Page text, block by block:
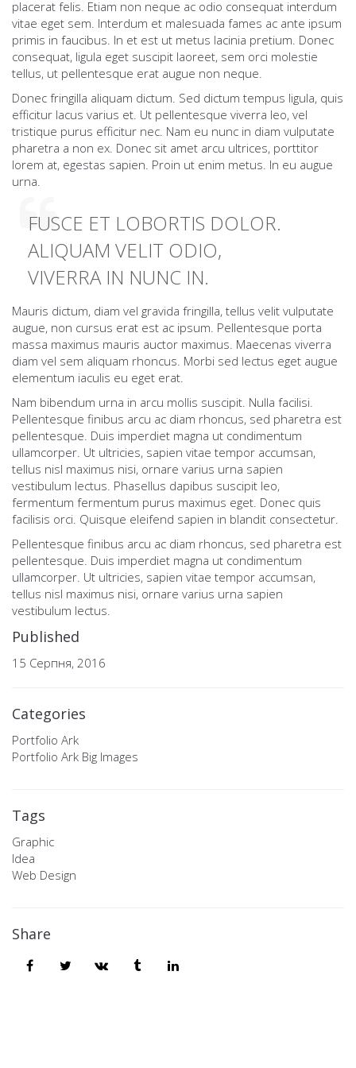
placerat felis. Etiam non neque ac odio consequat interdum
vitae eget sem. Interdum et malesuada fames ac ante ipsum
primis in faucibus. In et est ut metus lacinia pretium. Donec
consequat, ligula eget suscipit laoreet, sem orci molestie
tellus, ut pellentesque erat augue non neque.
Donec fringilla aliquam dictum. Sed dictum tempus ligula, quis
efficitur lacus varius et. Ut pellentesque viverra leo, vel
tristique purus efficitur nec. Nam eu nunc in diam vulputate
pharetra a non ex. Donec sit amet arcu ultrices, porttitor
lorem at, egestas sapien. Proin ut enim metus. In eu augue
urna.
FUSCE ET LOBORTIS DOLOR.
ALIQUAM VELIT ODIO,
VIVERRA IN NUNC IN.
Mauris dictum, diam vel gravida fringilla, tellus velit vulputate
augue, non cursus erat est ac ipsum. Pellentesque porta
massa maximus mauris auctor maximus. Maecenas viverra
diam vel sem aliquam rhoncus. Morbi sed lectus eget augue
elementum iaculis eu eget erat.
Nam bibendum urna in arcu mollis suscipit. Nulla facilisi.
Pellentesque finibus arcu ac diam rhoncus, sed pharetra est
pellentesque. Duis imperdiet magna ut condimentum
ullamcorper. Ut ultricies, sapien vitae tempor accumsan,
tellus nisl maximus nisi, ornare varius urna sapien
vestibulum lectus. Phasellus dapibus suscipit leo,
fermentum fermentum purus maximus eget. Donec quis
facilisis orci. Quisque eleifend sapien in blandit consectetur.
Pellentesque finibus arcu ac diam rhoncus, sed pharetra est
pellentesque. Duis imperdiet magna ut condimentum
ullamcorper. Ut ultricies, sapien vitae tempor accumsan,
tellus nisl maximus nisi, ornare varius urna sapien
vestibulum lectus.
Published
15 Серпня, 2016
Categories
Portfolio Ark
Portfolio Ark Big Images
Tags
Graphic
Idea
Web Design
Share